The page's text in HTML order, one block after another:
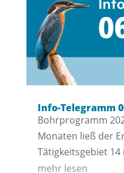
Info-Telegramm
Bohrprogramm
Monaten ließ der
Tätigkeitsgebiet 14
mehr lesen